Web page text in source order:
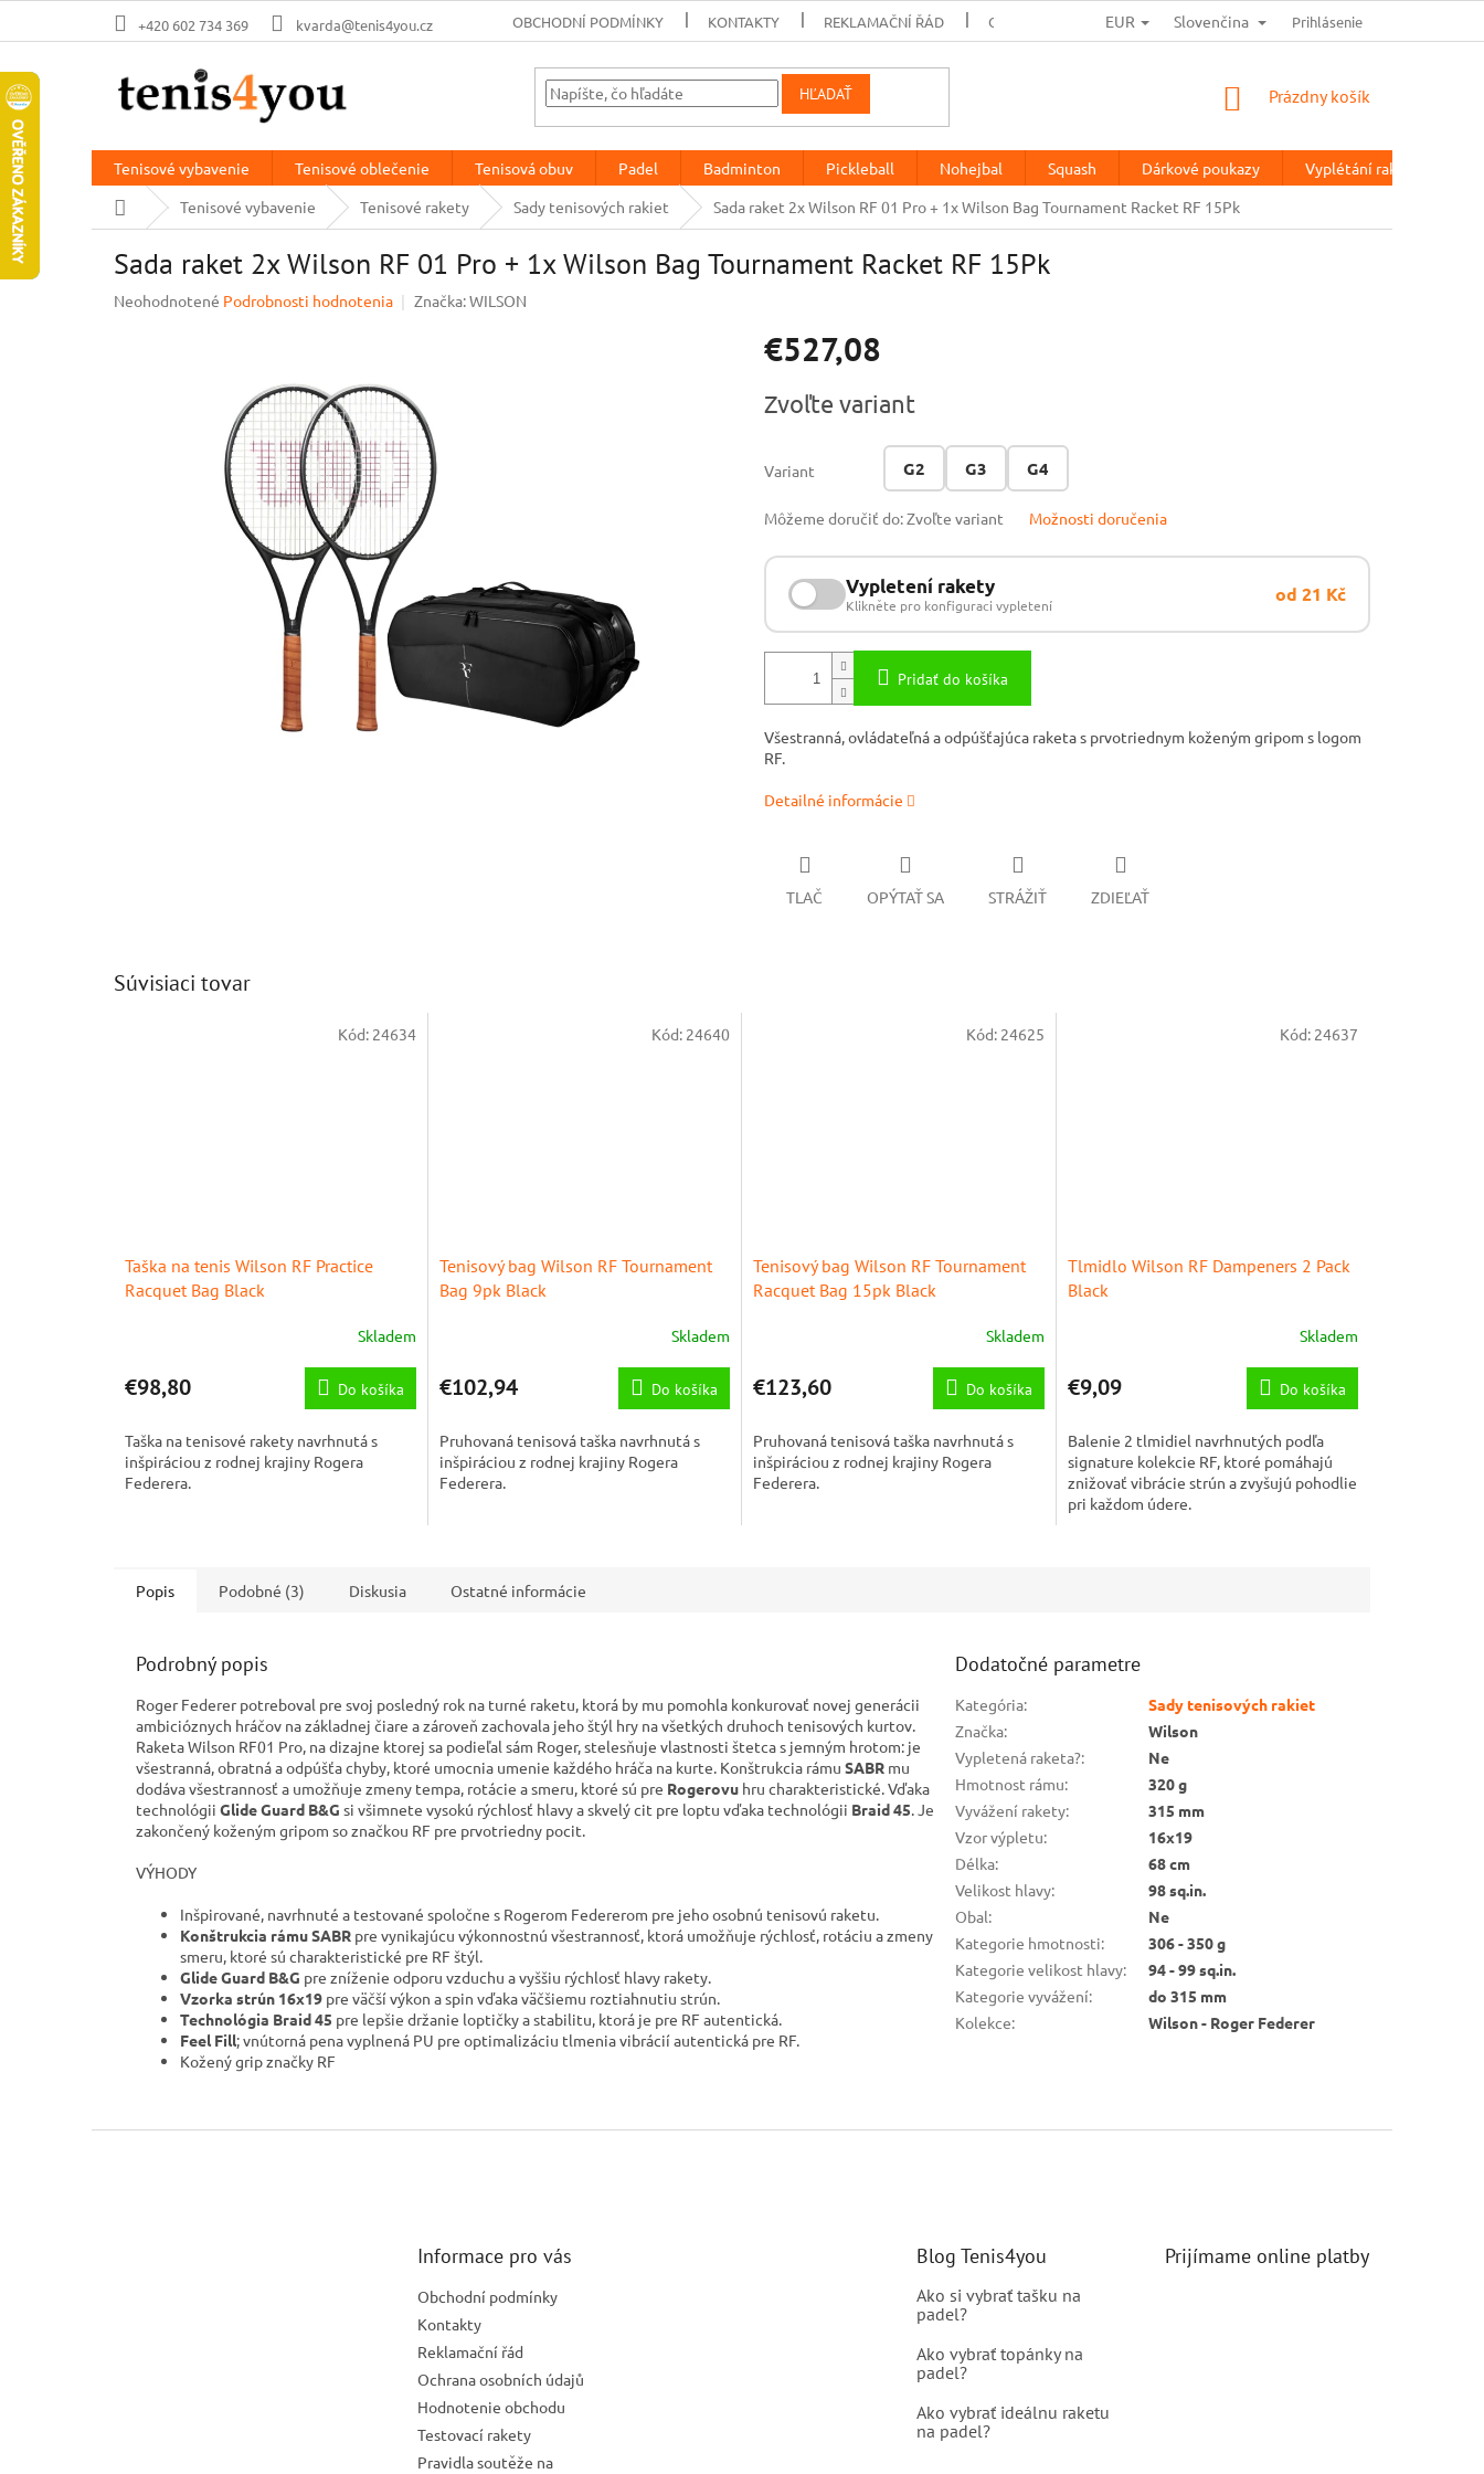
+420 602 734 369 kvarda@tenis4you.cz OBCHODNÍ PODMÍNKY KONTAKTY REKLAMAČNÍ ŘÁD OCHRANA OSOBNÍCH ÚDAJŮ HODNOTENIE OBCHODU
EUR Slovenčina Prihlásenie
HĽADAŤ
NÁKUPNÝ
Prázdny košík
Tenisové vybavenie Tenisové oblečenie Tenisová obuv Padel Badminton Pickleball Nohejbal Squash Dárkové poukazy Vyplétání raket
DomovTenisové vybavenie Tenisové rakety Sady tenisových rakiet Sada raket 2x Wilson RF 01 Pro + 1x Wilson Bag Tournament Racket RF 15Pk
Sada raket 2x Wilson RF 01 Pro + 1x Wilson Bag Tournament Racket RF 15Pk
Priemerné
Neohodnotené Podrobnosti hodnotenia Značka:WILSON
€527,08
cena:
Zvoľte variant
Variant G2 G3 G4
Môžeme doručiť do:Zvoľte variant Možnosti doručenia
Vypletení rakety
Klikněte pro konfiguraci vypletení od 21 Kč
Pridať do košíka
Všestranná, ovládateľná a odpúšťajúca raketa s prvotriednym koženým gripom s logom
RF.
Detailné informácie
TLAČ OPÝTAŤ SA STRÁŽIŤ ZDIEĽAŤ
Súvisiaci tovar
Taška na tenis Wilson RF Practice
Racquet Bag Black
Skladem
€98,80 Do košíka
Taška na tenisové rakety navrhnutá s
inšpiráciou z rodnej krajiny Rogera
Federera.
Kód: 24634
Tenisový bag Wilson RF Tournament
Bag 9pk Black
Skladem
€102,94 Do košíka
Pruhovaná tenisová taška navrhnutá s
inšpiráciou z rodnej krajiny Rogera
Federera.
Kód: 24640
Tenisový bag Wilson RF Tournament
Racquet Bag 15pk Black
Skladem
€123,60 Do košíka
Pruhovaná tenisová taška navrhnutá s
inšpiráciou z rodnej krajiny Rogera
Federera.
Kód: 24625
Tlmidlo Wilson RF Dampeners 2 Pack
Black
Skladem
€9,09 Do košíka
Balenie 2 tlmidiel navrhnutých podľa
signature kolekcie RF, ktoré pomáhajú
znižovať vibrácie strún a zvyšujú pohodlie
pri každom údere.
Kód: 24637
Popis Podobné (3) Diskusia Ostatné informácie
Podrobný popis
Roger Federer potreboval pre svoj posledný rok na turné raketu, ktorá by mu pomohla konkurovať novej generácii
ambicióznych hráčov na základnej čiare a zároveň zachovala jeho štýl hry na všetkých druhoch tenisových kurtov.
Raketa Wilson RF01 Pro, na dizajne ktorej sa podieľal sám Roger, stelesňuje vlastnosti štetca s jemným hrotom: je
všestranná, obratná a odpúšťa chyby, ktoré umocnia umenie každého hráča na kurte. Konštrukcia rámu SABR mu
dodáva všestrannosť a umožňuje zmeny tempa, rotácie a smeru, ktoré sú pre Rogerovu hru charakteristické. Vďaka
technológii Glide Guard B&G si všimnete vysokú rýchlosť hlavy a skvelý cit pre loptu vďaka technológii Braid 45. Je
zakončený koženým gripom so značkou RF pre prvotriedny pocit.
VÝHODY
Inšpirované, navrhnuté a testované spoločne s Rogerom Federerom pre jeho osobnú tenisovú raketu.
Konštrukcia rámu SABR pre vynikajúcu výkonnostnú všestrannosť, ktorá umožňuje rýchlosť, rotáciu a zmeny
smeru, ktoré sú charakteristické pre RF štýl.
Glide Guard B&G pre zníženie odporu vzduchu a vyššiu rýchlosť hlavy rakety.
Vzorka strún 16x19 pre väčší výkon a spin vďaka väčšiemu roztiahnutiu strún.
Technológia Braid 45 pre lepšie držanie loptičky a stabilitu, ktorá je pre RF autentická.
Feel Fill; vnútorná pena vyplnená PU pre optimalizáciu tlmenia vibrácií autentická pre RF.
Kožený grip značky RF
Dodatočné parametre
Kategória:
Sady tenisových rakiet
Značka:
Wilson
Vypletená raketa?:
Ne
Hmotnost rámu:
320 g
Vyvážení rakety:
315 mm
Vzor výpletu:
16x19
Délka:
68 cm
Velikost hlavy:
98 sq.in.
Obal:
Ne
Kategorie hmotnosti:
306 - 350 g
Kategorie velikost hlavy:
94 - 99 sq.in.
Kategorie vyvážení:
do 315 mm
Kolekce: Wilson - Roger Federer
Informace pro vás
Obchodní podmínky
Kontakty
Reklamační řád
Ochrana osobních údajů
Hodnotenie obchodu
Testovací rakety
Pravidla soutěže na
Blog Tenis4you
Ako si vybrať tašku na
padel?
Ako vybrať topánky na
padel?
Ako vybrať ideálnu raketu
na padel?
Prijímame online platby